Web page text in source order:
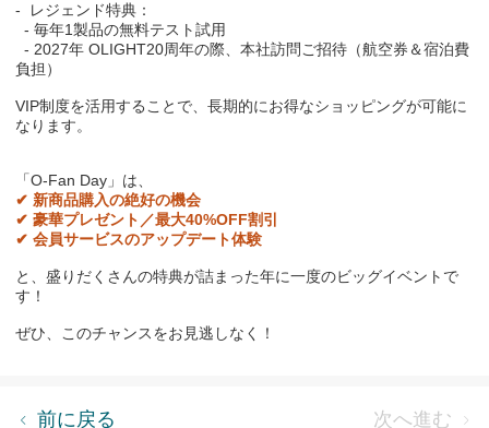
-
レジェンド特典：
-毎年1製品の無料テスト試用
- 2027年 OLIGHT20周年の際、本社訪問ご招待（航空券＆宿泊費
負担）
VIP制度を活用することで、長期的にお得なショッピングが可能に
なります。
「O-Fan Day 」は、
✔ 新商品購入の絶好の機会
✔ 豪華プレゼント／最大40%OFF割引
✔ 会員サービスのアップデート体験
と、盛りだくさんの特典が詰まった年に一度のビッグイベントで
す！
ぜひ、このチャンスをお見逃しなく！
前に戻る 次へ進む
Olight Perun 3 vs Perun 3 Mini 徹底比較！あなたに